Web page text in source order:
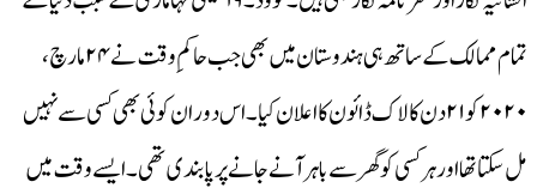
تمام ممالک کے ساتھ ہی ہندوستان میں بھی جب حاکمِ وقت نے ۲۴ مارچ،
۲۰۲۰ کو ۲۱ دن کا لاک ڈائون کا اعلان کیا۔ اس دوران کوئی بھی کسی سے نہیں
مل سکتا تھا اور ہر کسی کو گھر سے باہر آنے جانے پر پابندی تھی۔ایسے وقت میں